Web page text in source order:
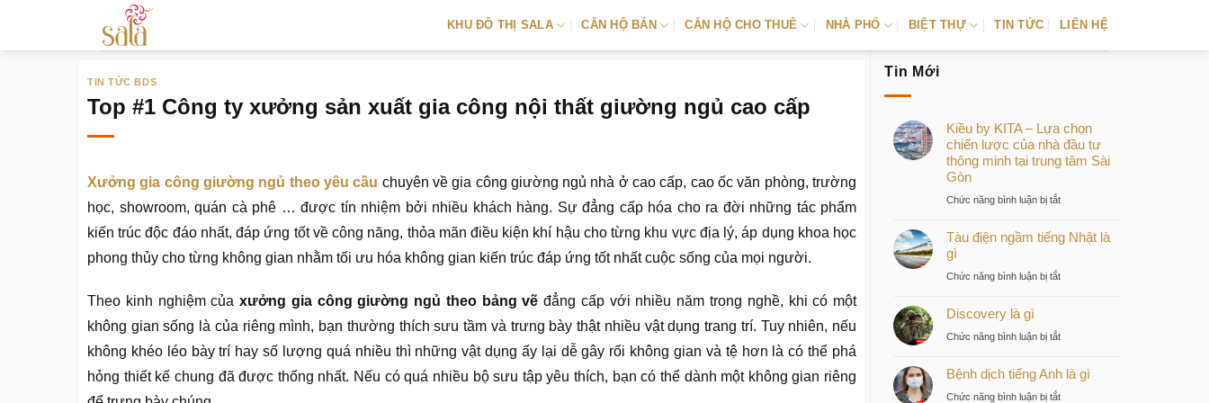
KHU ĐÔ THỊ SALA CĂN HỘ BÁN CĂN HỘ CHO THUÊ NHÀ PHỐ BIỆT THỰ TIN TỨC LIÊN HỆ
TIN TỨC BDS
Top #1 Công ty xưởng sản xuất gia công nội thất giường ngủ cao cấp
Xưởng gia công giường ngủ theo yêu cầu chuyên về gia công giường ngủ nhà ở cao cấp, cao ốc văn phòng, trường
học, showroom, quán cà phê … được tín nhiệm bởi nhiều khách hàng. Sự đẳng cấp hóa cho ra đời những tác phẩm
kiến trúc độc đáo nhất, đáp ứng tốt về công năng, thỏa mãn điều kiện khí hậu cho từng khu vực địa lý, áp dụng khoa học
phong thủy cho từng không gian nhằm tối ưu hóa không gian kiến trúc đáp ứng tốt nhất cuộc sống của mọi người.
Theo kinh nghiệm củaxưởng gia công giường ngủ theo bảng vẽ đẳng cấp với nhiều năm trong nghề, khi có một
không gian sống là của riêng mình, bạn thường thích sưu tầm và trưng bày thật nhiều vật dụng trang trí. Tuy nhiên, nếu
không khéo léo bày trí hay số lượng quá nhiều thì những vật dụng ấy lại dễ gây rối không gian và tệ hơn là có thể phá
hỏng thiết kế chung đã được thống nhất. Nếu có quá nhiều bộ sưu tập yêu thích, bạn có thể dành một không gian riêng
Tin Mới
Kiều by KITA – Lựa chọn
chiến lược của nhà đầu tư
thông minh tại trung tâm Sài
Gòn
Chức năng bình luận bị tắtở
by
lược
nhà
đầu
Tàu điện ngầm tiếng Nhật là
gì
Chức năng bình luận bị tắtở
gì
Discovery là gì
Chức năng bình luận bị tắtở
là
Bệnh dịch tiếng Anh là gì
Chức năng bình luận bị tắtở